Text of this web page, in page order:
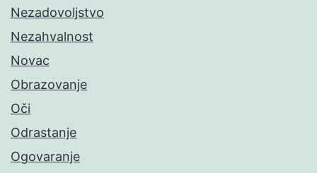
Nezadovoljstvo
Nezahvalnost
Novac
Obrazovanje
Oči
Odrastanje
Ogovaranje